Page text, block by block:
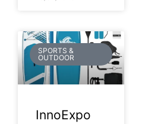
SPORTS &
OUTDOOR
InnoExpo